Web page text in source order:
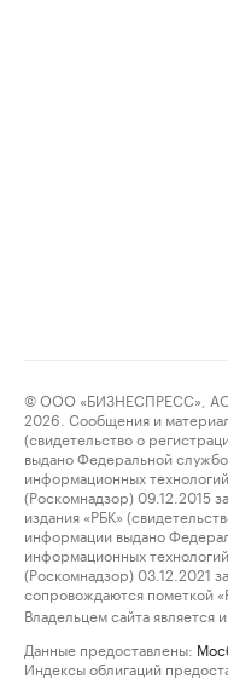
© ООО «БИЗНЕСПРЕСС»,
2026. Сообщения и
(свидетельство о
выдано Федеральной
информационных
(Роскомнадзор) 09.12.2015
издания «РБК»
информации выдано
информационных
(Роскомнадзор) 03.12.2021
сопровождаются пометкой
Владельцем сайта является
Данные предоставлены:
Индексы облигаций